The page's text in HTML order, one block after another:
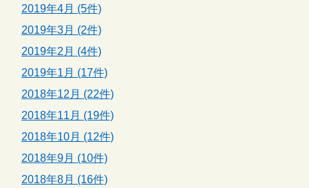
2019年4月 (5件)
2019年3月 (2件)
2019年2月 (4件)
2019年1月 (17件)
2018年12月 (22件)
2018年11月 (19件)
2018年10月 (12件)
2018年9月 (10件)
2018年8月 (16件)